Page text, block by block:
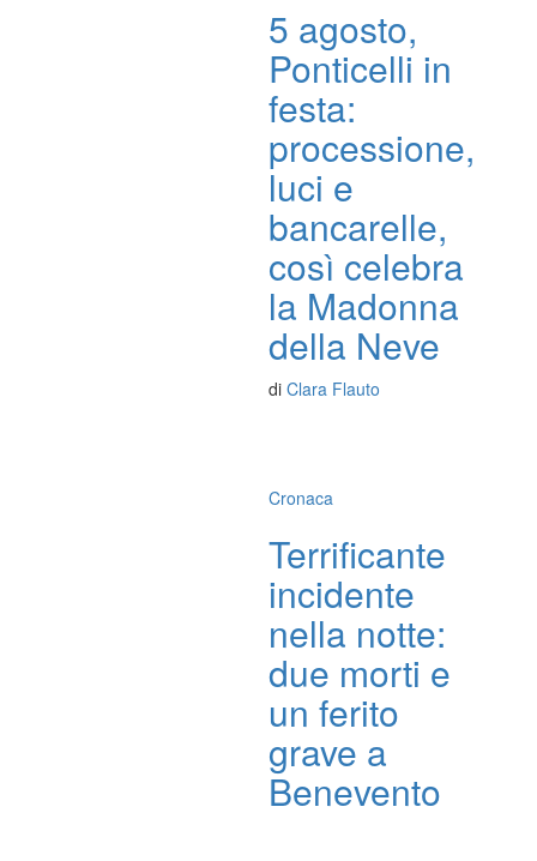
5 agosto,
Ponticelli in
festa:
processione,
luci e
bancarelle,
così celebra
la Madonna
della Neve
di Clara Flauto
Cronaca
Terrificante
incidente
nella notte:
due morti e
un ferito
grave a
Benevento